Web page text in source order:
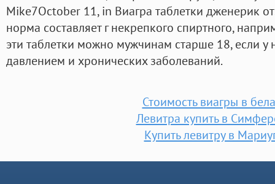
Mike7October 11, in Виагра таблетки дженерик
норма составляет г некрепкого спиртного,
эти таблетки можно мужчинам старше 18, если у
давлением и хронических заболеваний.
Стоимость виагры в
Левитра купить в
Купить левитру в